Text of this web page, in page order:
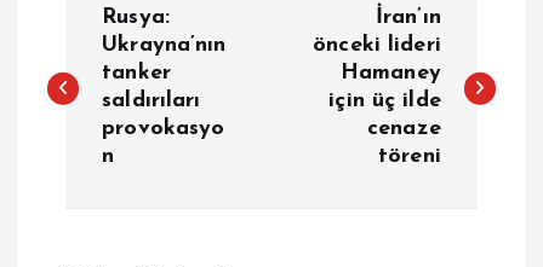
z
Rusya:
Ukrayna’nın
tanker
saldırıları
provokasyo
n
İran’ın
önceki lideri
Hamaney
için üç ilde
cenaze
töreni